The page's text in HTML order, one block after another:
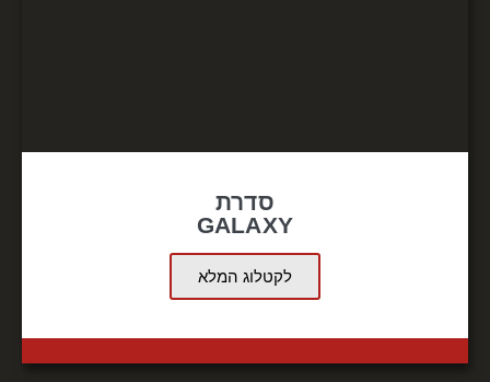
סדרת
GALAXY
לקטלוג המלא